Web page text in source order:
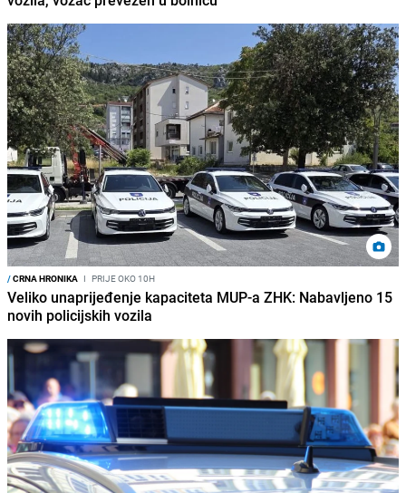
/CRNA HRONIKA I PRIJE OKO 10H
Veliko unaprijeđenje kapaciteta MUP-a ZHK: Nabavljeno 15
novih policijskih vozila